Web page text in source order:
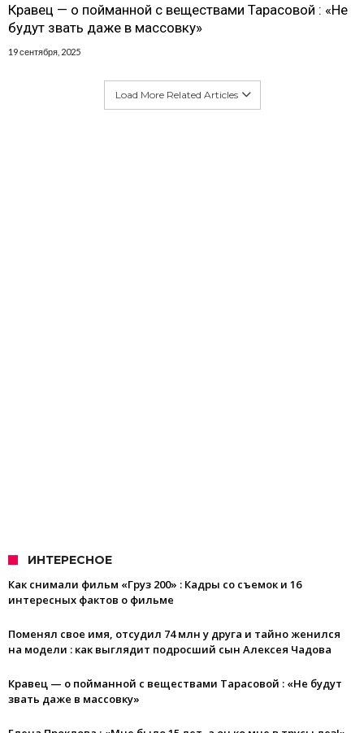
Кравец — о пойманной с веществами Тарасовой : «Не
будут звать даже в массовку»
19 сентября, 2025
Load More Related Articles
ИНТЕРЕСНОЕ
Как снимали фильм «Груз 200» : Кадры со съемок и 16
интересных фактов о фильме
Поменял свое имя, отсудил 74 млн у друга и тайно женился
на модели : как выглядит подросший сын Алексея Чадова
Кравец — о пойманной с веществами Тарасовой : «Не будут
звать даже в массовку»